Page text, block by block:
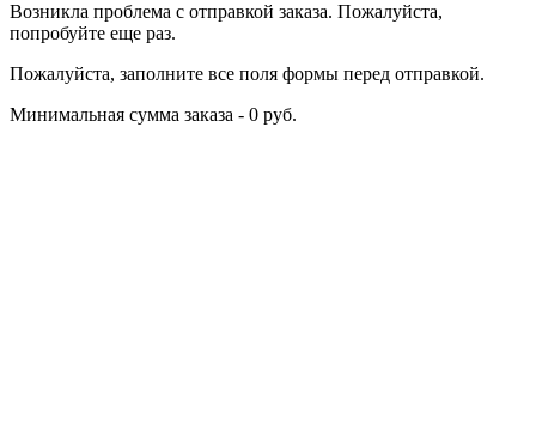
Возникла проблема с отправкой заказа. Пожалуйста,
попробуйте еще раз.
Пожалуйста, заполните все поля формы перед отправкой.
Минимальная сумма заказа - 0 руб.